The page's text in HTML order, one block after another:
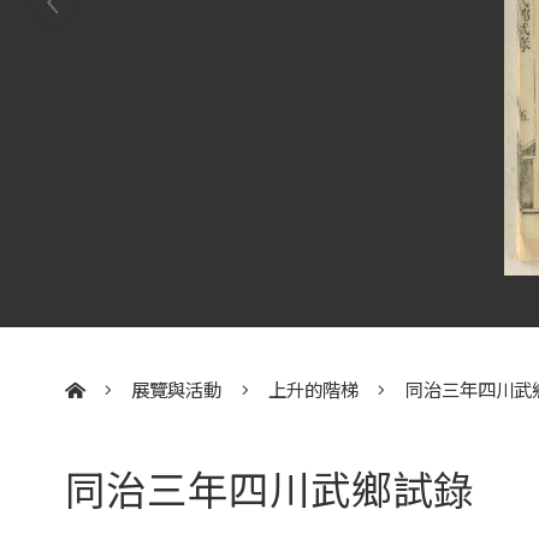
展覽與活動 上升的階梯 同治三年四川武
同治三年四川武鄉試錄